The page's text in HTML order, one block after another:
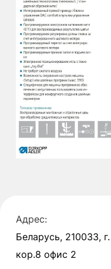
Адрес:
Беларусь, 210033,
кор.8 офис 2